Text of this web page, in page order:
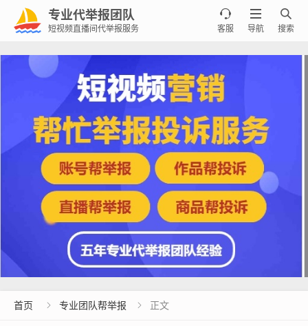
专业代举报团队
短视频直播间代举报服务

搜索

导航

客服
首页  专业团队帮举报  正文